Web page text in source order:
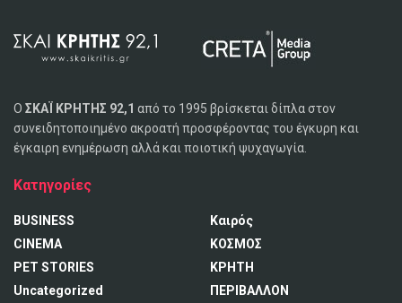
Ο ΣΚΑΪ ΚΡΗΤΗΣ 92,1 από το 1995 βρίσκεται δίπλα στον
συνειδητοποιημένο ακροατή προσφέροντας του έγκυρη και
έγκαιρη ενημέρωση αλλά και ποιοτική ψυχαγωγία.
Κατηγορίες
BUSINESS
CINEMA
PET STORIES
Uncategorized
Καιρός
ΚΟΣΜΟΣ
ΚΡΗΤΗ
ΠΕΡΙΒΑΛΛΟΝ